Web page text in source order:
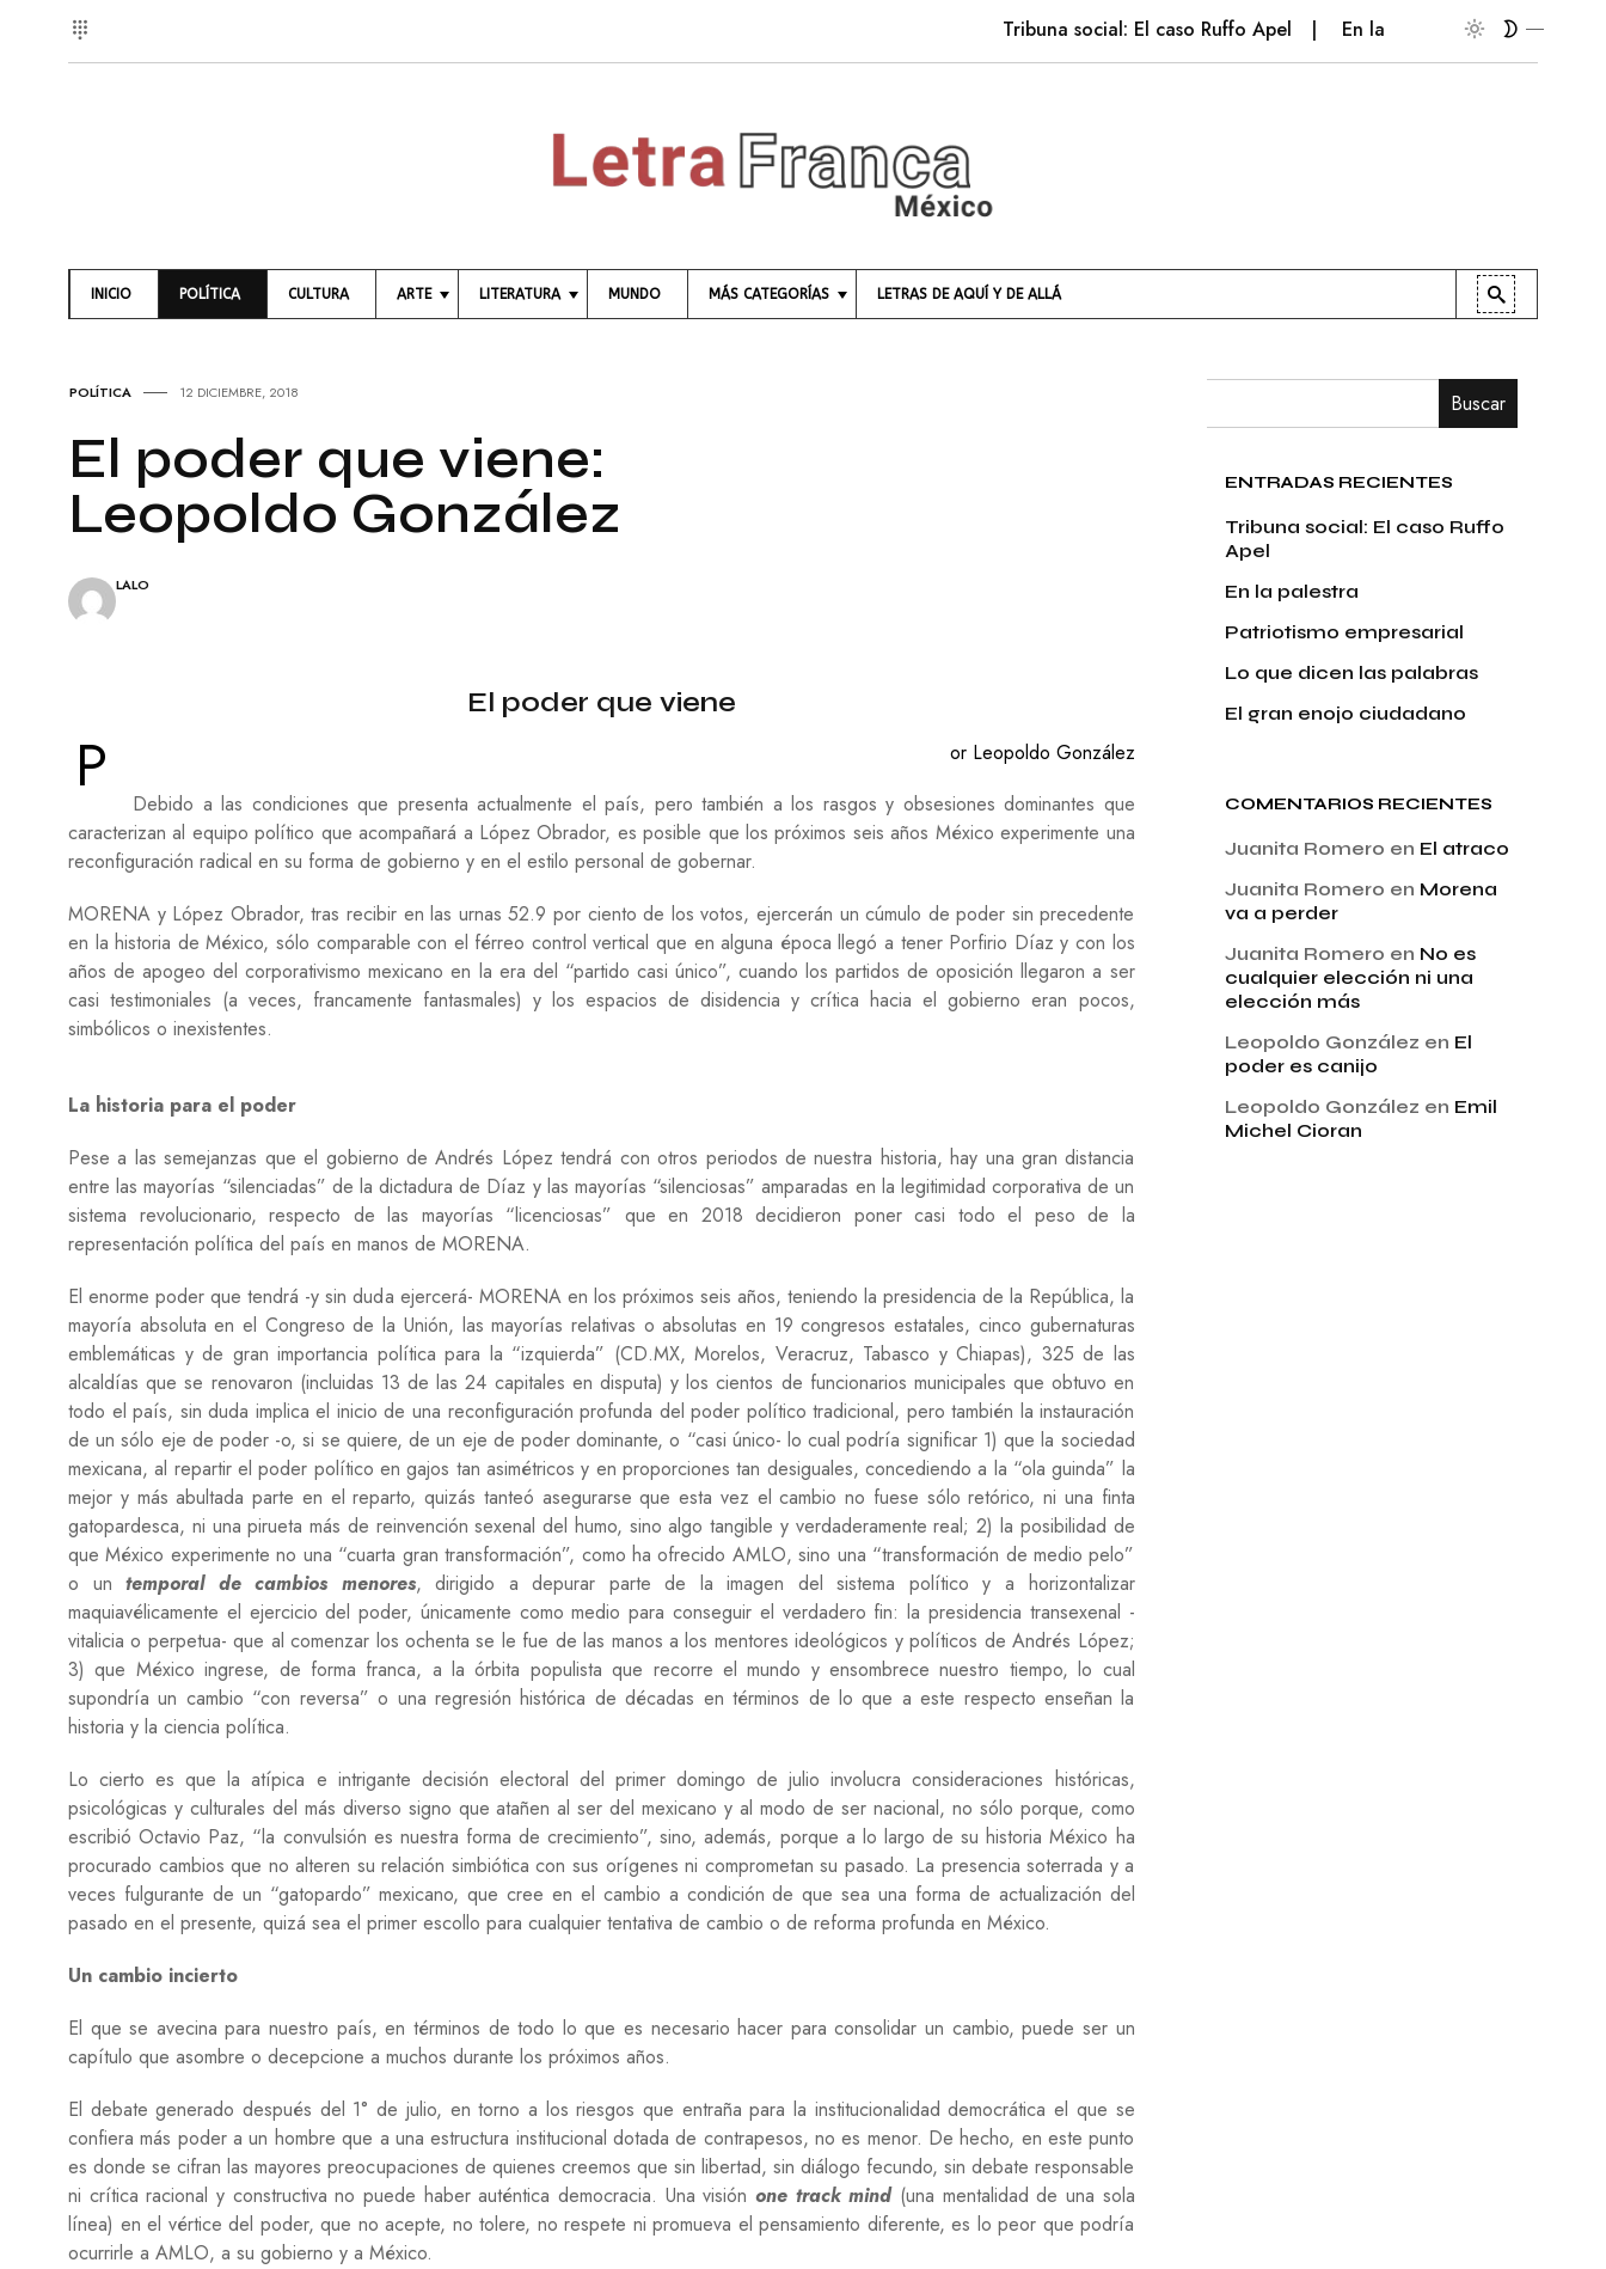
Tribuna social: El caso Ruffo Apel En la palestra Patriotismo
INICIO POLÍTICA CULTURA ARTE
V
I
U
A
N
U
R
T
A
T
LITERATURA
S
O
MUNDO MÁS CATEGORÍAS
E
A
Ó
F
L
O
H
I
S
T
A
M
D
I
O
M
B
N
T
E
U
E
M
I
R
A
C
P
O
L
O
G
Í
A
LETRAS DE AQUÍ Y DE ALLÁ
POLÍTICA 12 DICIEMBRE, 2018
El poder que viene:
Leopoldo González
LALO
El poder que viene
P
or Leopoldo González
Debido a las condiciones que presenta actualmente el país, pero también a los rasgos y obsesiones dominantes que
caracterizan al equipo político que acompañará a López Obrador, es posible que los próximos seis años México experimente una
reconfiguración radical en su forma de gobierno y en el estilo personal de gobernar.
MORENA y López Obrador, tras recibir en las urnas 52.9 por ciento de los votos, ejercerán un cúmulo de poder sin precedente
en la historia de México, sólo comparable con el férreo control vertical que en alguna época llegó a tener Porfirio Díaz y con los
años de apogeo del corporativismo mexicano en la era del “partido casi único”, cuando los partidos de oposición llegaron a ser
casi testimoniales (a veces, francamente fantasmales) y los espacios de disidencia y crítica hacia el gobierno eran pocos,
simbólicos o inexistentes.
La historia para el poder
Pese a las semejanzas que el gobierno de Andrés López tendrá con otros periodos de nuestra historia, hay una gran distancia
entre las mayorías “silenciadas” de la dictadura de Díaz y las mayorías “silenciosas” amparadas en la legitimidad corporativa de un
sistema revolucionario, respecto de las mayorías “licenciosas” que en 2018 decidieron poner casi todo el peso de la
representación política del país en manos de MORENA.
El enorme poder que tendrá -y sin duda ejercerá- MORENA en los próximos seis años, teniendo la presidencia de la República, la
mayoría absoluta en el Congreso de la Unión, las mayorías relativas o absolutas en 19 congresos estatales, cinco gubernaturas
emblemáticas y de gran importancia política para la “izquierda” (CD.MX, Morelos, Veracruz, Tabasco y Chiapas), 325 de las
alcaldías que se renovaron (incluidas 13 de las 24 capitales en disputa) y los cientos de funcionarios municipales que obtuvo en
todo el país, sin duda implica el inicio de una reconfiguración profunda del poder político tradicional, pero también la instauración
de un sólo eje de poder -o, si se quiere, de un eje de poder dominante, o “casi único- lo cual podría significar 1) que la sociedad
mexicana, al repartir el poder político en gajos tan asimétricos y en proporciones tan desiguales, concediendo a la “ola guinda” la
mejor y más abultada parte en el reparto, quizás tanteó asegurarse que esta vez el cambio no fuese sólo retórico, ni una finta
gatopardesca, ni una pirueta más de reinvención sexenal del humo, sino algo tangible y verdaderamente real; 2) la posibilidad de
que México experimente no una “cuarta gran transformación”, como ha ofrecido AMLO, sino una “transformación de medio pelo”
o untemporal de cambios menores, dirigido a depurar parte de la imagen del sistema político y a horizontalizar
maquiavélicamente el ejercicio del poder, únicamente como medio para conseguir el verdadero fin: la presidencia transexenal -
vitalicia o perpetua- que al comenzar los ochenta se le fue de las manos a los mentores ideológicos y políticos de Andrés López;
3) que México ingrese, de forma franca, a la órbita populista que recorre el mundo y ensombrece nuestro tiempo, lo cual
supondría un cambio “con reversa” o una regresión histórica de décadas en términos de lo que a este respecto enseñan la
historia y la ciencia política.
Lo cierto es que la atípica e intrigante decisión electoral del primer domingo de julio involucra consideraciones históricas,
psicológicas y culturales del más diverso signo que atañen al ser del mexicano y al modo de ser nacional, no sólo porque, como
escribió Octavio Paz, “la convulsión es nuestra forma de crecimiento”, sino, además, porque a lo largo de su historia México ha
procurado cambios que no alteren su relación simbiótica con sus orígenes ni comprometan su pasado. La presencia soterrada y a
veces fulgurante de un “gatopardo” mexicano, que cree en el cambio a condición de que sea una forma de actualización del
pasado en el presente, quizá sea el primer escollo para cualquier tentativa de cambio o de reforma profunda en México.
Un cambio incierto
El que se avecina para nuestro país, en términos de todo lo que es necesario hacer para consolidar un cambio, puede ser un
capítulo que asombre o decepcione a muchos durante los próximos años.
El debate generado después del 1° de julio, en torno a los riesgos que entraña para la institucionalidad democrática el que se
confiera más poder a un hombre que a una estructura institucional dotada de contrapesos, no es menor. De hecho, en este punto
es donde se cifran las mayores preocupaciones de quienes creemos que sin libertad, sin diálogo fecundo, sin debate responsable
ni crítica racional y constructiva no puede haber auténtica democracia. Una visión one track mind(una mentalidad de una sola
línea) en el vértice del poder, que no acepte, no tolere, no respete ni promueva el pensamiento diferente, es lo peor que podría
ocurrirle a AMLO, a su gobierno y a México.
Buscar
ENTRADAS RECIENTES
Tribuna social: El caso Ruffo
Apel
En la palestra
Patriotismo empresarial
Lo que dicen las palabras
El gran enojo ciudadano
COMENTARIOS RECIENTES
Juanita Romero en El atraco
Juanita Romero en Morena
va a perder
Juanita Romero en No es
cualquier elección ni una
elección más
Leopoldo González en El
poder es canijo
Leopoldo González en Emil
Michel Cioran